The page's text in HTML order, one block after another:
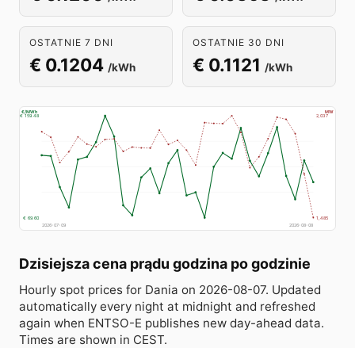
OSTATNIE 7 DNI
€ 0.1204 /kWh
OSTATNIE 30 DNI
€ 0.1121 /kWh
€ 159.48
€ 69.60
€/MWh
2,037
1,485
MW
2026-07-09 2026-08-08
Dzisiejsza cena prądu godzina po godzinie
Hourly spot prices for Dania on 2026-08-07. Updated
automatically every night at midnight and refreshed
again when ENTSO-E publishes new day-ahead data.
Times are shown in CEST.